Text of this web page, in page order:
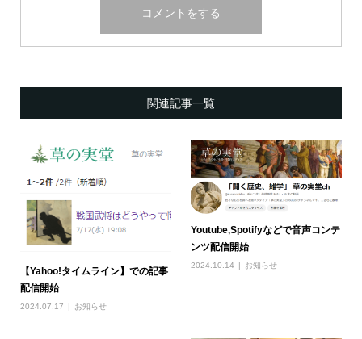
関連記事一覧
【Yahoo!タイムライン】での記事
配信開始
2024.07.17 お知らせ
Youtube,Spotifyなどで音声コンテ
ンツ配信開始
2024.10.14 お知らせ